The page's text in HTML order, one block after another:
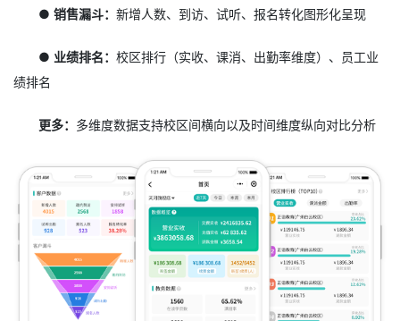
● 销售漏斗：新增人数、到访、试听、报名转化图形化呈现
● 业绩排名：校区排行（实收、课消、出勤率维度）、员工业
绩排名
更多： 多维度数据支持校区间横向以及时间维度纵向对比分析